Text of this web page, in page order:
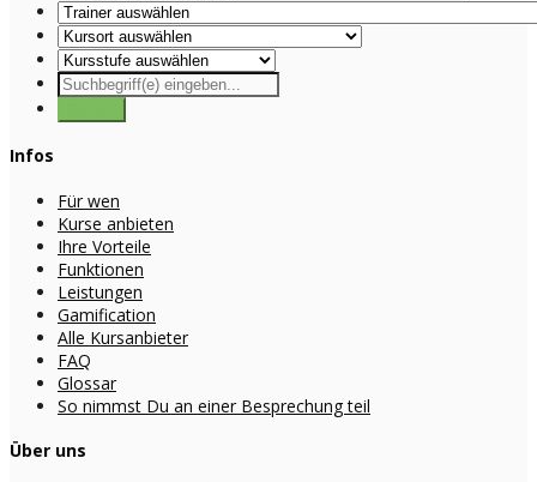
Infos
Für wen
Kurse anbieten
Ihre Vorteile
Funktionen
Leistungen
Gamification
Alle Kursanbieter
FAQ
Glossar
So nimmst Du an einer Besprechung teil
Über uns